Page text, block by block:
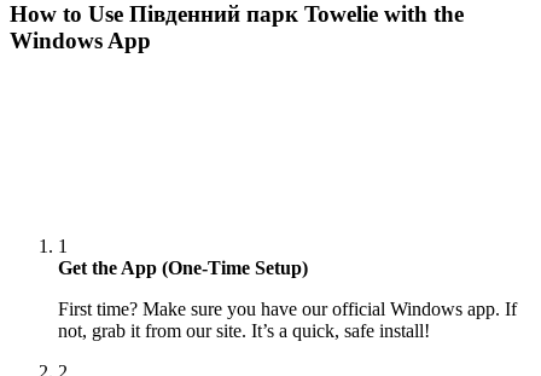
How to Use Південний парк Towelie with the
Windows App
1
Get the App (One-Time Setup)
First time? Make sure you have our official Windows app. If
not, grab it from our site. It’s a quick, safe install!
2